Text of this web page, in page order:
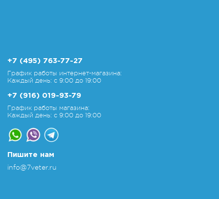
+7 (495) 763-77-27
График работы интернет-магазина:
Каждый день: с 9:00 до 19:00
+7 (916) 019-93-79
График работы магазина:
Каждый день: с 9:00 до 19:00
Пишите нам
info@7veter.ru